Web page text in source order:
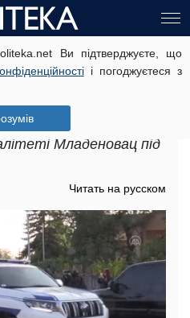
Ви підтверджуєте, що
і погоджуєтеся з
21-річний
бійню та досі
з місця трагедії
вогонь із
Младеновац під
Читать на русском